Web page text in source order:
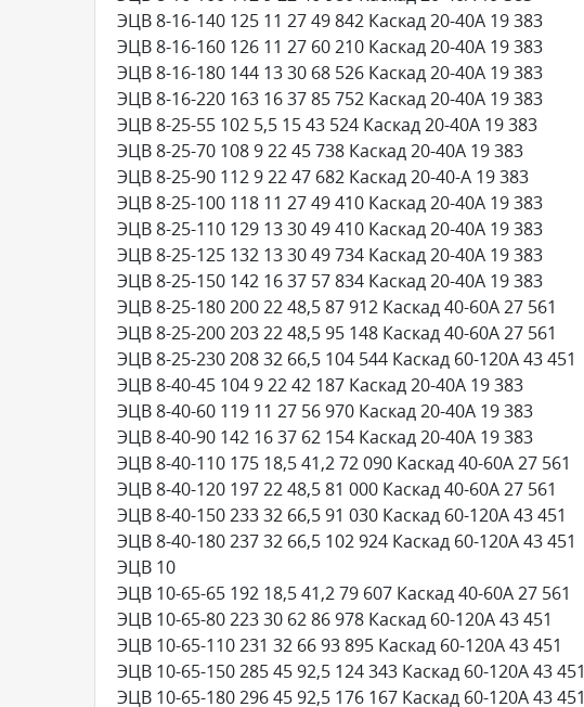
ЭЦВ 8-16-140 125 11 27 49 842 Каскад 20-40А 19 383
ЭЦВ 8-16-160 126 11 27 60 210 Каскад 20-40А 19 383
ЭЦВ 8-16-180 144 13 30 68 526 Каскад 20-40А 19 383
ЭЦВ 8-16-220 163 16 37 85 752 Каскад 20-40А 19 383
ЭЦВ 8-25-55 102 5,5 15 43 524 Каскад 20-40А 19 383
ЭЦВ 8-25-70 108 9 22 45 738 Каскад 20-40А 19 383
ЭЦВ 8-25-90 112 9 22 47 682 Каскад 20-40-А 19 383
ЭЦВ 8-25-100 118 11 27 49 410 Каскад 20-40А 19 383
ЭЦВ 8-25-110 129 13 30 49 410 Каскад 20-40А 19 383
ЭЦВ 8-25-125 132 13 30 49 734 Каскад 20-40А 19 383
ЭЦВ 8-25-150 142 16 37 57 834 Каскад 20-40А 19 383
ЭЦВ 8-25-180 200 22 48,5 87 912 Каскад 40-60А 27 561
ЭЦВ 8-25-200 203 22 48,5 95 148 Каскад 40-60А 27 561
ЭЦВ 8-25-230 208 32 66,5 104 544 Каскад 60-120А 43 451
ЭЦВ 8-40-45 104 9 22 42 187 Каскад 20-40А 19 383
ЭЦВ 8-40-60 119 11 27 56 970 Каскад 20-40А 19 383
ЭЦВ 8-40-90 142 16 37 62 154 Каскад 20-40А 19 383
ЭЦВ 8-40-110 175 18,5 41,2 72 090 Каскад 40-60А 27 561
ЭЦВ 8-40-120 197 22 48,5 81 000 Каскад 40-60А 27 561
ЭЦВ 8-40-150 233 32 66,5 91 030 Каскад 60-120А 43 451
ЭЦВ 8-40-180 237 32 66,5 102 924 Каскад 60-120А 43 451
ЭЦВ 10
ЭЦВ 10-65-65 192 18,5 41,2 79 607 Каскад 40-60А 27 561
ЭЦВ 10-65-80 223 30 62 86 978 Каскад 60-120А 43 451
ЭЦВ 10-65-110 231 32 66 93 895 Каскад 60-120А 43 451
ЭЦВ 10-65-150 285 45 92,5 124 343 Каскад 60-120А 43 451
ЭЦВ 10-65-180 296 45 92,5 176 167 Каскад 60-120А 43 451